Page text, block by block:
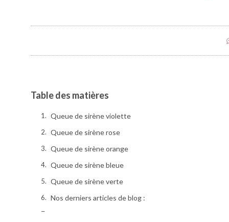
Table des matières
Queue de sirène violette
Queue de sirène rose
Queue de sirène orange
Queue de sirène bleue
Queue de sirène verte
Nos derniers articles de blog :